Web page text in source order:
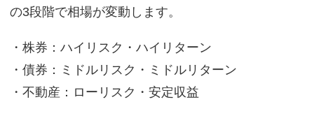
の3段階で相場が変動します。
・株券：ハイリスク・ハイリターン
・債券：ミドルリスク・ミドルリターン
・不動産：ローリスク・安定収益